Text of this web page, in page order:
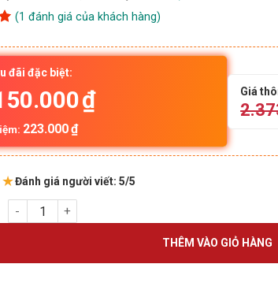
(1 đánh giá của khách hàng)
đãi đặc biệt:
₫
223.000₫
Giá
Đánh giá người viết: 5/5
CAT5E Hikvision DS-1LN5E-S số lượng
THÊM VÀO GIỎ HÀNG